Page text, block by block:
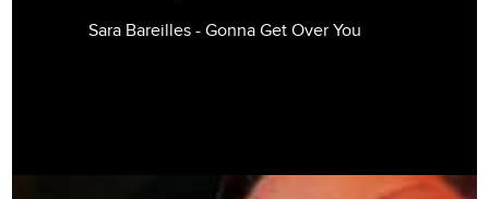
Sara Bareilles - Gonna Get Over You